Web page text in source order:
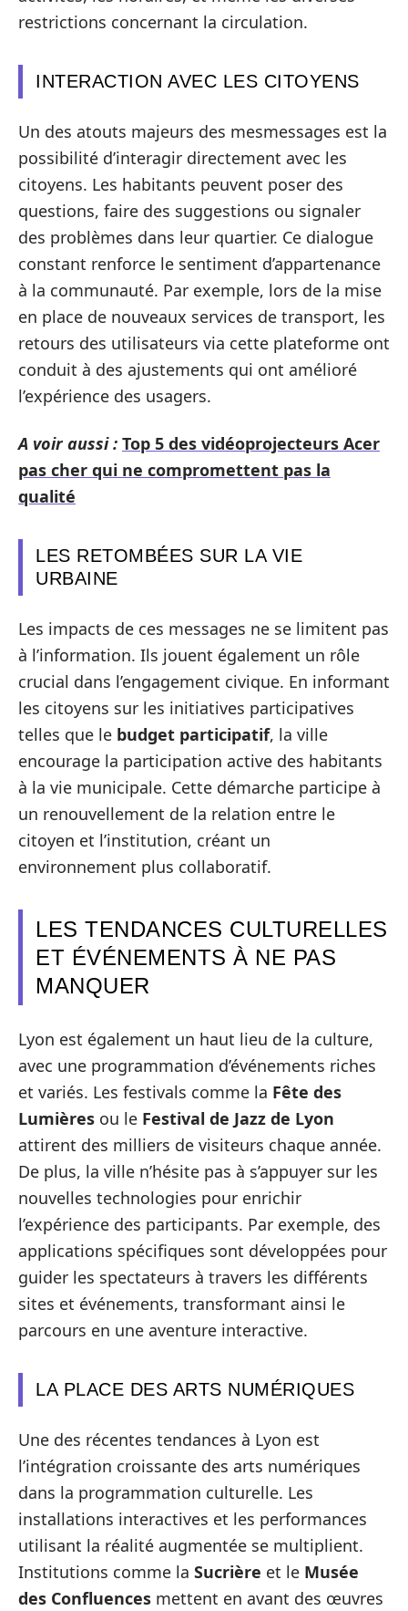
restrictions concernant la circulation.
INTERACTION AVEC LES CITOYENS
Un des atouts majeurs des mesmessages est la
possibilité d’interagir directement avec les
citoyens. Les habitants peuvent poser des
questions, faire des suggestions ou signaler
des problèmes dans leur quartier. Ce dialogue
constant renforce le sentiment d’appartenance
à la communauté. Par exemple, lors de la mise
en place de nouveaux services de transport, les
retours des utilisateurs via cette plateforme ont
conduit à des ajustements qui ont amélioré
l’expérience des usagers.
A voir aussi : Top 5 des vidéoprojecteurs Acer
pas cher qui ne compromettent pas la
qualité
LES RETOMBÉES SUR LA VIE
URBAINE
Les impacts de ces messages ne se limitent pas
à l’information. Ils jouent également un rôle
crucial dans l’engagement civique. En informant
les citoyens sur les initiatives participatives
telles que le budget participatif, la ville
encourage la participation active des habitants
à la vie municipale. Cette démarche participe à
un renouvellement de la relation entre le
citoyen et l’institution, créant un
environnement plus collaboratif.
LES TENDANCES CULTURELLES
ET ÉVÉNEMENTS À NE PAS
MANQUER
Lyon est également un haut lieu de la culture,
avec une programmation d’événements riches
et variés. Les festivals comme la Fête des
Lumières ou le Festival de Jazz de Lyon
attirent des milliers de visiteurs chaque année.
De plus, la ville n’hésite pas à s’appuyer sur les
nouvelles technologies pour enrichir
l’expérience des participants. Par exemple, des
applications spécifiques sont développées pour
guider les spectateurs à travers les différents
sites et événements, transformant ainsi le
parcours en une aventure interactive.
LA PLACE DES ARTS NUMÉRIQUES
Une des récentes tendances à Lyon est
l’intégration croissante des arts numériques
dans la programmation culturelle. Les
installations interactives et les performances
utilisant la réalité augmentée se multiplient.
Institutions comme la Sucrière et le Musée
des Confluences mettent en avant des œuvres